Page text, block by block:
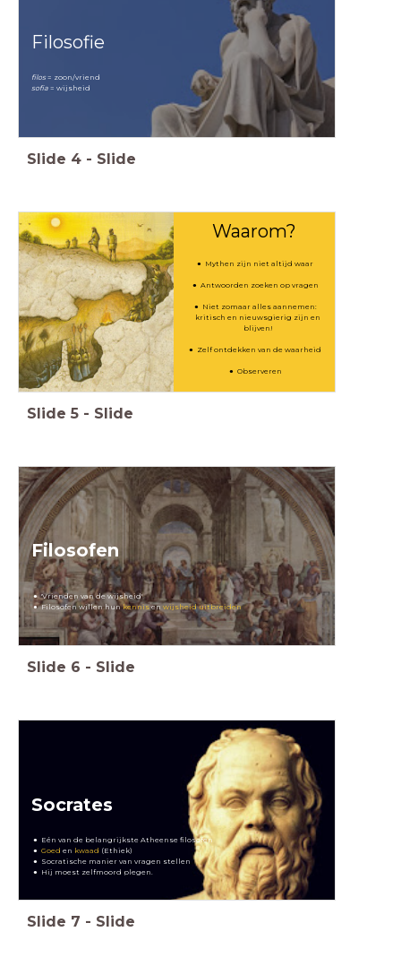
Filosofie
filos= zoon/vriend
sofia= wijsheid
Slide 4 - Slide
Waarom?
Mythen zijn niet altijd waar
Antwoorden zoeken op vragen
Niet zomaar alles aannemen:
kritisch en nieuwsgierig zijn en
blijven!
Zelf ontdekken van de waarheid
Observeren
Slide 5 - Slide
Filosofen
'Vrienden van de wijsheid'
Filosofen willen hunkennisenwijsheid uitbreiden
Slide 6 - Slide
Socrates
Eén van de belangrijkste Atheense filosofen
Goed en kwaad (Ethiek)
Socratische manier van vragen stellen
Hij moest zelfmoord plegen.
Slide 7 - Slide